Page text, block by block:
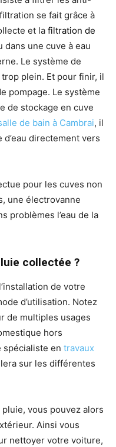
se fait grâce à
et la filtration de
dans une cuve à eau
Le système de
plein. Et pour finir, il
pompage. Le système
de stockage en cuve
de bain à Cambrai, il
directement vers
pour les cuves non
une électrovanne
problèmes l’eau de la
collectée ?
de votre
d’utilisation. Notez
de multiples usages
hors
spécialiste en travaux
sur les différentes
vous pouvez alors
Ainsi vous
nettoyer votre voiture,